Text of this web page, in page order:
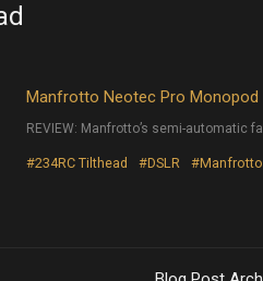
Manfrotto Neotec Pro Monopod
REVIEW: Manfrotto’s semi-automatic
#234RC Tilthead #DSLR #Manfrotto